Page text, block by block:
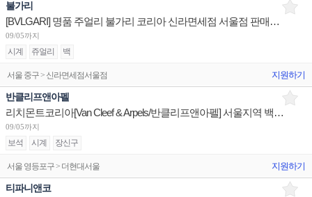
불가리
[BVLGARI] 명품 주얼리 불가리 코리아 신라면세점 서울점 판매사원 채용
09/05까지
시계 쥬얼리 백
서울 중구 > 신라면세점서울점 지원하기
반클리프앤아펠
리치몬트코리아[Van Cleef & Arpels/반클리프앤아펠] 서울지역 백화점 세일즈 어시스던트 채용
09/05까지
보석 시계 장신구
서울 영등포구 > 더현대서울 지원하기
티파니앤코